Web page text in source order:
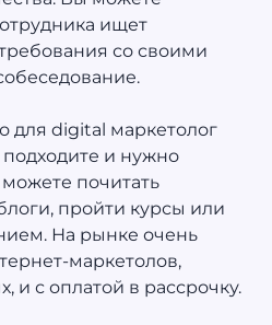
ищет
со своими
для digital маркетолог
и нужно
почитать
пройти курсы или
На рынке очень
маркетолов,
и с оплатой в рассрочку.